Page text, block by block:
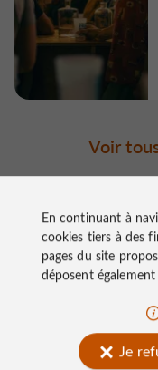
Voir
En continuant à
cookies tiers à des
pages du site
déposent
Je